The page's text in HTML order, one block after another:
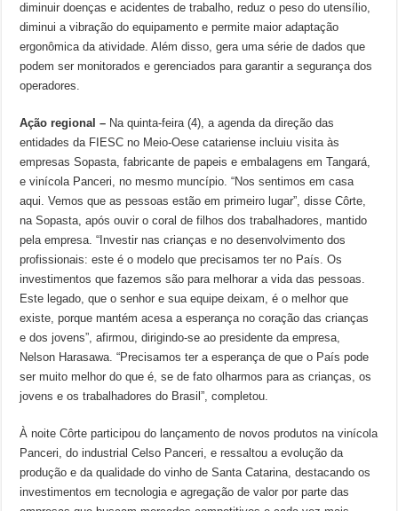
diminuir doenças e acidentes de trabalho, reduz o peso do utensílio,
diminui a vibração do equipamento e permite maior adaptação
ergonômica da atividade. Além disso, gera uma série de dados que
podem ser monitorados e gerenciados para garantir a segurança dos
operadores.
Ação regional – Na quinta-feira (4), a agenda da direção das
entidades da FIESC no Meio-Oese catariense incluiu visita às
empresas Sopasta, fabricante de papeis e embalagens em Tangará,
e vinícola Panceri, no mesmo muncípio. “Nos sentimos em casa
aqui. Vemos que as pessoas estão em primeiro lugar”, disse Côrte,
na Sopasta, após ouvir o coral de filhos dos trabalhadores, mantido
pela empresa. “Investir nas crianças e no desenvolvimento dos
profissionais: este é o modelo que precisamos ter no País. Os
investimentos que fazemos são para melhorar a vida das pessoas.
Este legado, que o senhor e sua equipe deixam, é o melhor que
existe, porque mantém acesa a esperança no coração das crianças
e dos jovens”, afirmou, dirigindo-se ao presidente da empresa,
Nelson Harasawa. “Precisamos ter a esperança de que o País pode
ser muito melhor do que é, se de fato olharmos para as crianças, os
jovens e os trabalhadores do Brasil”, completou.
À noite Côrte participou do lançamento de novos produtos na vinícola
Panceri, do industrial Celso Panceri, e ressaltou a evolução da
produção e da qualidade do vinho de Santa Catarina, destacando os
investimentos em tecnologia e agregação de valor por parte das